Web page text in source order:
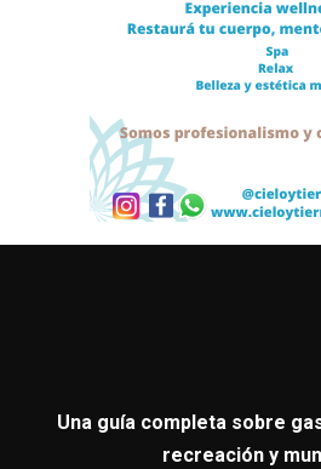
Una guía completa sobre
recreación y